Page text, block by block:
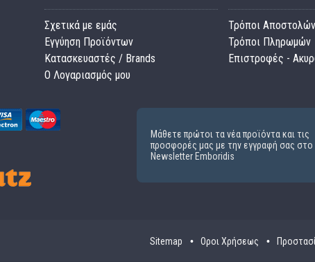
Σχετικά με εμάς
Εγγύηση Προϊόντων
Κατασκευαστές / Brands
O Λογαριασμός μου
Τρόποι Αποστολών
Τρόποι Πληρωμών
Επιστροφές -
Μάθετε πρώτοι τα νέα προϊόντα και τις
προσφορές μας με την εγγραφή σας στο
Newsletter Emboridis
Sitemap Οροι Χρήσεως